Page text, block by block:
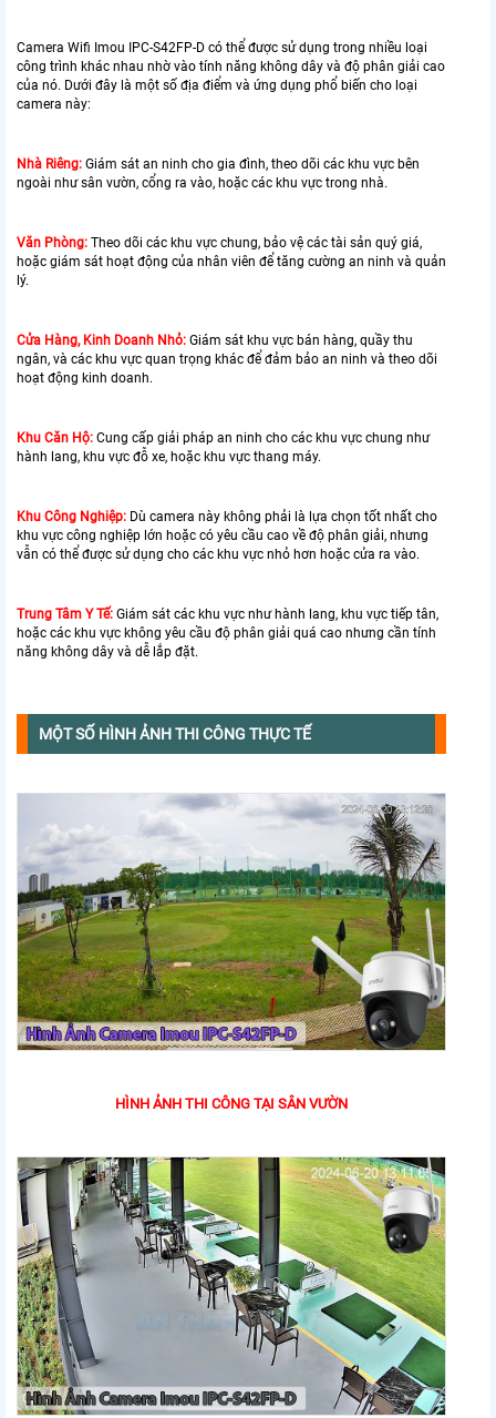
Camera Wifi Imou IPC-S42FP-D có thể được sử dụng trong nhiều loại
công trình khác nhau nhờ vào tính năng không dây và độ phân giải cao
của nó. Dưới đây là một số địa điểm và ứng dụng phổ biến cho loại
camera này:
Nhà Riêng: Giám sát an ninh cho gia đình, theo dõi các khu vực bên
ngoài như sân vườn, cổng ra vào, hoặc các khu vực trong nhà.
Văn Phòng: Theo dõi các khu vực chung, bảo vệ các tài sản quý giá,
hoặc giám sát hoạt động của nhân viên để tăng cường an ninh và quản
lý.
Cửa Hàng, Kinh Doanh Nhỏ: Giám sát khu vực bán hàng, quầy thu
ngân, và các khu vực quan trọng khác để đảm bảo an ninh và theo dõi
hoạt động kinh doanh.
Khu Căn Hộ: Cung cấp giải pháp an ninh cho các khu vực chung như
hành lang, khu vực đỗ xe, hoặc khu vực thang máy.
Khu Công Nghiệp: Dù camera này không phải là lựa chọn tốt nhất cho
khu vực công nghiệp lớn hoặc có yêu cầu cao về độ phân giải, nhưng
vẫn có thể được sử dụng cho các khu vực nhỏ hơn hoặc cửa ra vào.
Trung Tâm Y Tế: Giám sát các khu vực như hành lang, khu vực tiếp tân,
hoặc các khu vực không yêu cầu độ phân giải quá cao nhưng cần tính
năng không dây và dễ lắp đặt.
MỘT SỐ HÌNH ẢNH THI CÔNG THỰC TẾ
HÌNH ẢNH THI CÔNG TẠI SÂN VƯỜN